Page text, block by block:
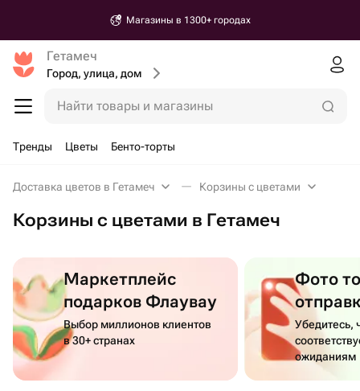
Магазины в 1300+ городах
Гетамеч
Город, улица, дом
Найти товары и магазины
Тренды Цветы Бенто-торты
Доставка цветов в Гетамеч Корзины с цветами
Корзины с цветами в Гетамеч
Маркетплейс
подарков Флаувау
Выбор миллионов клиентов
в 30+ странах
Фото
Убедитесь,
ожиданиям